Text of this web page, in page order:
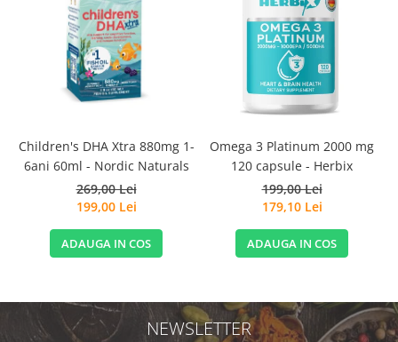
Children's DHA Xtra 880mg 1-
6ani 60ml - Nordic Naturals
269,00 Lei
199,00 Lei
ADAUGA IN COS
Omega 3 Platinum 2000 mg
120 capsule - Herbix
199,00 Lei
179,10 Lei
ADAUGA IN COS
NEWSLETTER